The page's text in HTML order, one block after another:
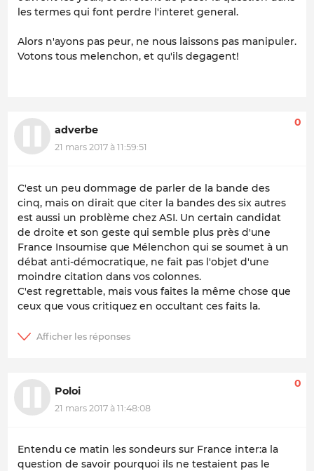
les termes qui font perdre l'interet general.
Alors n'ayons pas peur, ne nous laissons pas manipuler.
Votons tous melenchon, et qu'ils degagent!
adverbe
21 mars 2017 à 11:59:51
0
C'est un peu dommage de parler de la bande des
cinq, mais on dirait que citer la bandes des six autres
est aussi un problème chez ASI. Un certain candidat
de droite et son geste qui semble plus près d'une
France Insoumise que Mélenchon qui se soumet à un
débat anti-démocratique, ne fait pas l'objet d'une
moindre citation dans vos colonnes.
C'est regrettable, mais vous faites la même chose que
ceux que vous critiquez en occultant ces faits la.
Poloi
21 mars 2017 à 11:48:08
0
Entendu ce matin les sondeurs sur France inter:a la
question de savoir pourquoi ils ne testaient pas le